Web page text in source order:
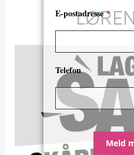
E-postadresse*
Telefon